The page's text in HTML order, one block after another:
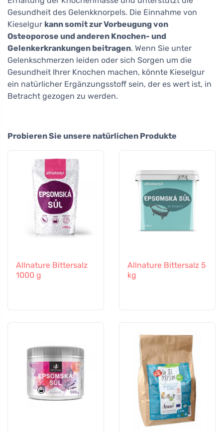
Gesundheit des Gelenkknorpels. Die Einnahme von
Kieselgur kann somit zur Vorbeugung von
Osteoporose und anderen Knochen- und
Gelenkerkrankungen beitragen. Wenn Sie unter
Gelenkschmerzen leiden oder sich Sorgen um die
Gesundheit Ihrer Knochen machen, könnte Kieselgur
ein natürlicher Ergänzungsstoff sein, der es wert ist, in
Betracht gezogen zu werden.
Probieren Sie unsere natürlichen Produkte
Allnature Bittersalz
1000 g
Allnature Bittersalz 5
kg